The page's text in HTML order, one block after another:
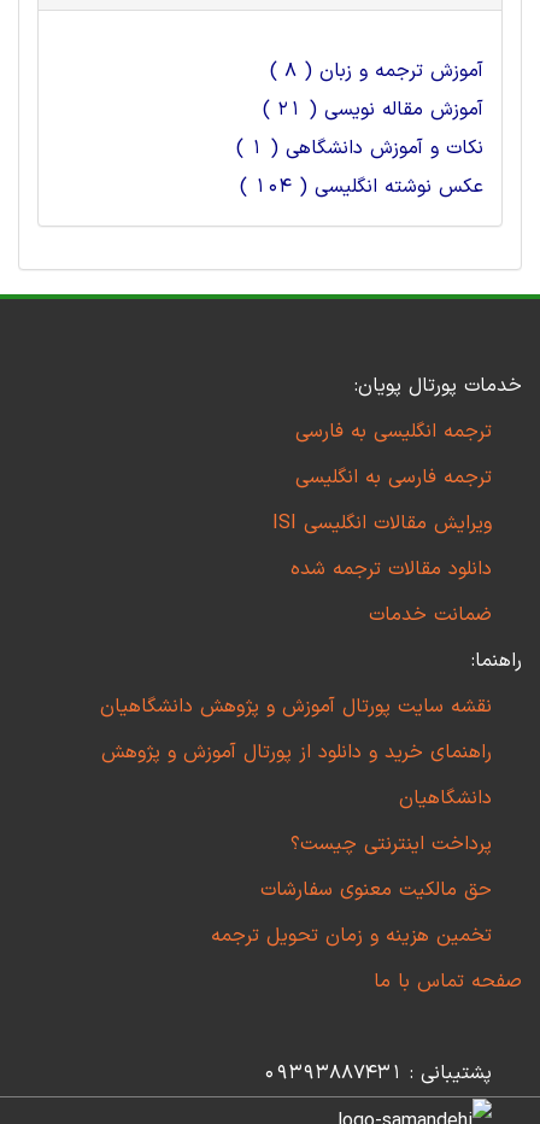
آموزش ترجمه و زبان ( 8 )
آموزش مقاله نویسی ( 21 )
نکات و آموزش دانشگاهی ( 1 )
عکس نوشته انگلیسی ( 104 )
خدمات پورتال پویان:
ترجمه انگلیسی به فارسی
ترجمه فارسی به انگلیسی
ویرایش مقالات انگلیسی ISI
دانلود مقالات ترجمه شده
ضمانت خدمات
راهنما:
نقشه سایت پورتال آموزش و پژوهش دانشگاهیان
راهنمای خرید و دانلود از پورتال آموزش و پژوهش
دانشگاهیان
پرداخت اینترنتی چیست؟
حق مالکیت معنوی سفارشات
تخمین هزینه و زمان تحویل ترجمه
صفحه تماس با ما
پشتیبانی : 09393887431